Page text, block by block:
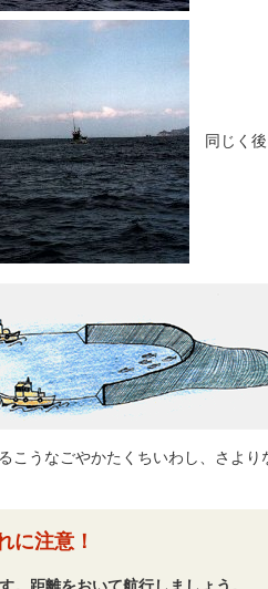
同じく
うなごやかたくちいわし、さより
に注意！